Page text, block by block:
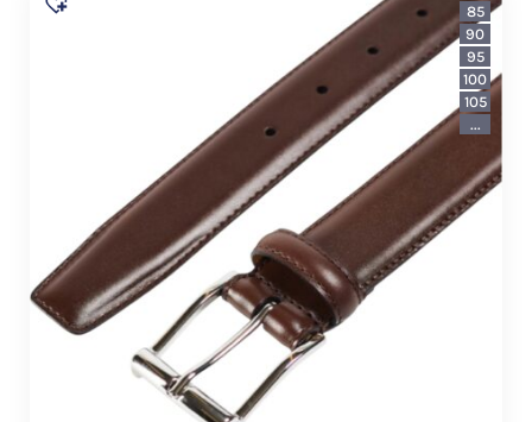
85
90
95
100
105
...